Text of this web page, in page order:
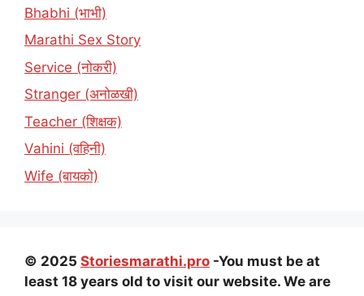
Bhabhi (भाभी)
Marathi Sex Story
Service (नोकरी)
Stranger (अनोळखी)
Teacher (शिक्षक)
Vahini (वहिनी)
Wife (बायको)
© 2025 Storiesmarathi.pro -You must be at
least 18 years old to visit our website. We are